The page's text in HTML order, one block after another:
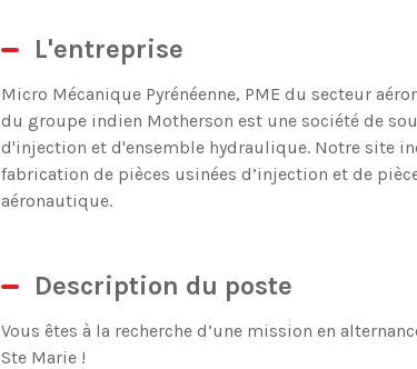
L'entreprise
Micro Mécanique Pyrénéenne, PME du secteur
du groupe indien Motherson est une société de
d'injection et d'ensemble hydraulique. Notre site
fabrication de pièces usinées d’injection et de
aéronautique.
Description du poste
Vous êtes à la recherche d’une mission en
Ste Marie !